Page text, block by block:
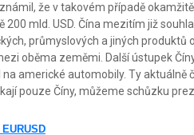
že v takovém případě
200 mld. USD. Čína mezitím již
průmyslových a jiných produktů
oběma zeměmi. Další ústupek
americké automobily. Ty aktuálně
pouze Číny, můžeme schůzku